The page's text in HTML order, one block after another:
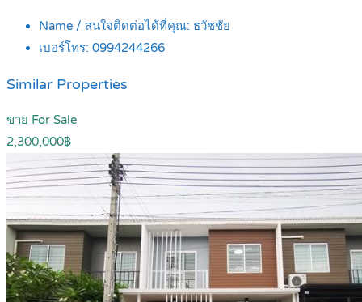
Name / สนใจติดต่อได้ที่คุณ: ธวัชชัย
เบอร์โทร: 0994244266
Similar Properties
ขาย For Sale
2,300,000฿